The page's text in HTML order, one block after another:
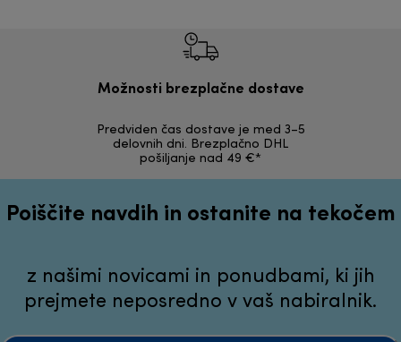
Možnosti brezplačne dostave
Predviden čas dostave je med 3–5
delovnih dni. Brezplačno DHL
pošiljanje nad 49 €*
Poiščite navdih in ostanite na tekočem
z našimi novicami in ponudbami, ki jih
prejmete neposredno v vaš nabiralnik.